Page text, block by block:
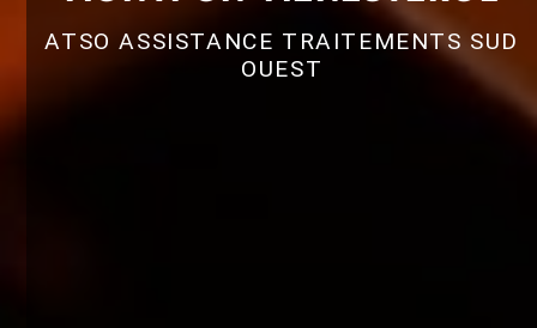
ATSO ASSISTANCE TRAITEMENTS SUD
OUEST